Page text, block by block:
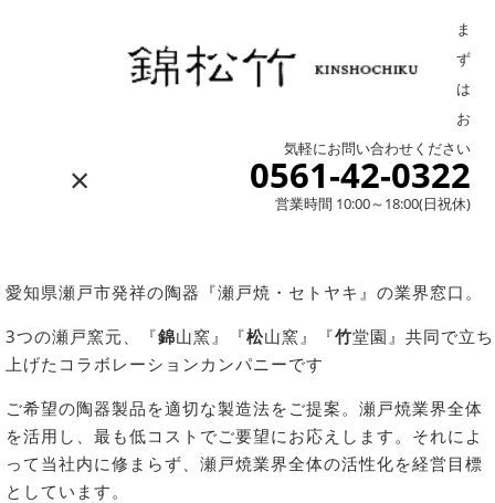
ま
ず
は
お
気軽にお問い合わせください
0561-42-0322
営業時間 10:00～18:00(日祝休)
×
愛知県瀬戸市発祥の陶器『瀬戸焼・セトヤキ』の業界窓口。
3つの瀬戸窯元、『錦山窯』『松山窯』『竹堂園』共同で立ち
上げたコラボレーションカンパニーです
ご希望の陶器製品を適切な製造法をご提案。瀬戸焼業界全体
を活用し、最も低コストでご要望にお応えします。それによ
って当社内に修まらず、瀬戸焼業界全体の活性化を経営目標
としています。